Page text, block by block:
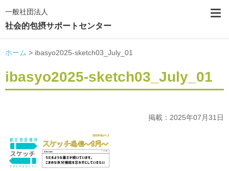
一般社団法人
社会的包摂サポートセンター
ホーム > ibasyo2025-sketch03_July_01
ibasyo2025-sketch03_July_01
掲載：2025年07月31日